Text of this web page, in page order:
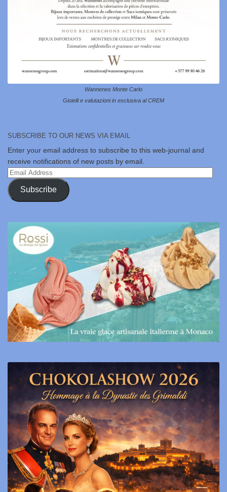
Wannenes Monte Carlo
Gioielli e valutazioni in esclusiva al CREM
SUBSCRIBE TO OUR NEWS VIA EMAIL
Enter your email address to subscribe to this web-journal and
receive notifications of new posts by email.
Email
Address
Subscribe